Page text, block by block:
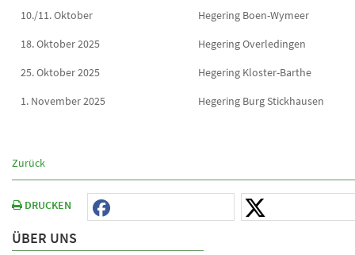
10./11. Oktober
Hegering Boen-Wymeer
18. Oktober 2025
Hegering Overledingen
25. Oktober 2025
Hegering Kloster-Barthe
1. November 2025
Hegering Burg Stickhausen
Zurück
DRUCKEN
ÜBER UNS